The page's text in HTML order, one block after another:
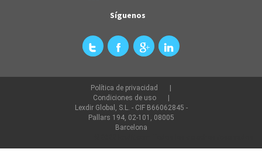
Síguenos
Política de privacidad
Condiciones de uso
Lexdir Global, S.L. - CIF B66062845 -
Pallars 194, 02-101, 08005
Barcelona